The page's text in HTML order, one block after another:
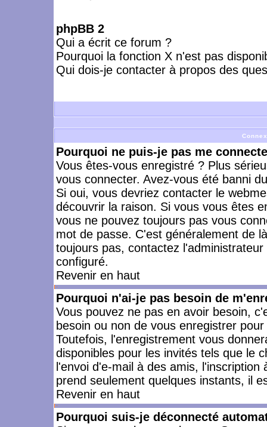
phpBB 2
Qui a écrit ce forum ?
Pourquoi la fonction X n'est pas
Qui dois-je contacter à propos des
Pourquoi ne puis-je pas me
Vous êtes-vous enregistré ? Plus
vous connecter. Avez-vous été banni
Si oui, vous devriez contacter le
découvrir la raison. Si vous vous êtes
vous ne pouvez toujours pas vous
mot de passe. C'est généralement de
toujours pas, contactez
configuré.
Revenir en haut
Pourquoi n'ai-je pas besoin de
Vous pouvez ne pas en avoir besoin,
besoin ou non de vous enregistrer
Toutefois, l'enregistrement vous
disponibles pour les invités tels que le
l'envoi d'e-mail à des amis,
prend seulement quelques instants, il
Revenir en haut
Pourquoi suis-je déconnecté